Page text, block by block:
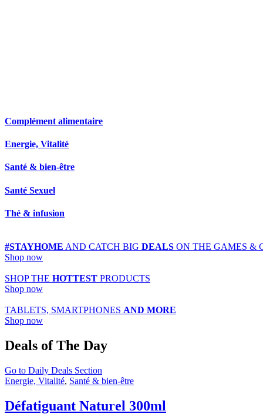
Complément alimentaire
Energie, Vitalité
Santé & bien-être
Santé Sexuel
Thé & infusion
#STAYHOME AND CATCH BIG DEALS ON THE GAMES &
Shop now
SHOP THE HOTTEST PRODUCTS
Shop now
TABLETS, SMARTPHONES AND MORE
Shop now
Deals of The Day
Go to Daily Deals Section
Energie, Vitalité, Santé & bien-être
Défatiguant Naturel 300ml